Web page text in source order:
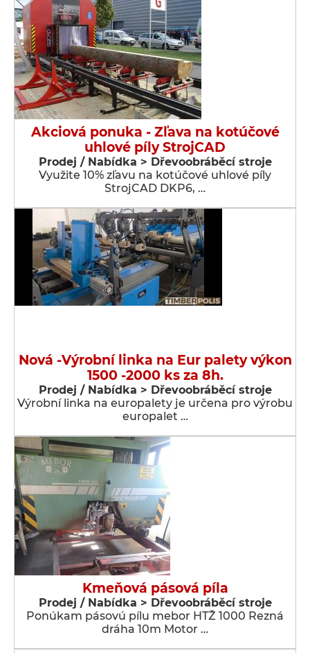
Akciová ponuka - Zľava na kotúčové
uhlové píly StrojCAD
Prodej / Nabídka > Dřevoobráběcí stroje
Využite 10% zľavu na kotúčové uhlové píly
StrojCAD DKP6, …
Nová -Výrobní linka na Eur palety výkon
1500 -2000 ks za 8h.
Prodej / Nabídka > Dřevoobráběcí stroje
Výrobní linka na europalety je určena pro výrobu
europalet …
Kmeňová pásová píla
Prodej / Nabídka > Dřevoobráběcí stroje
Ponúkam pásovú pílu mebor HTŽ 1000 Rezná
dráha 10m Motor …